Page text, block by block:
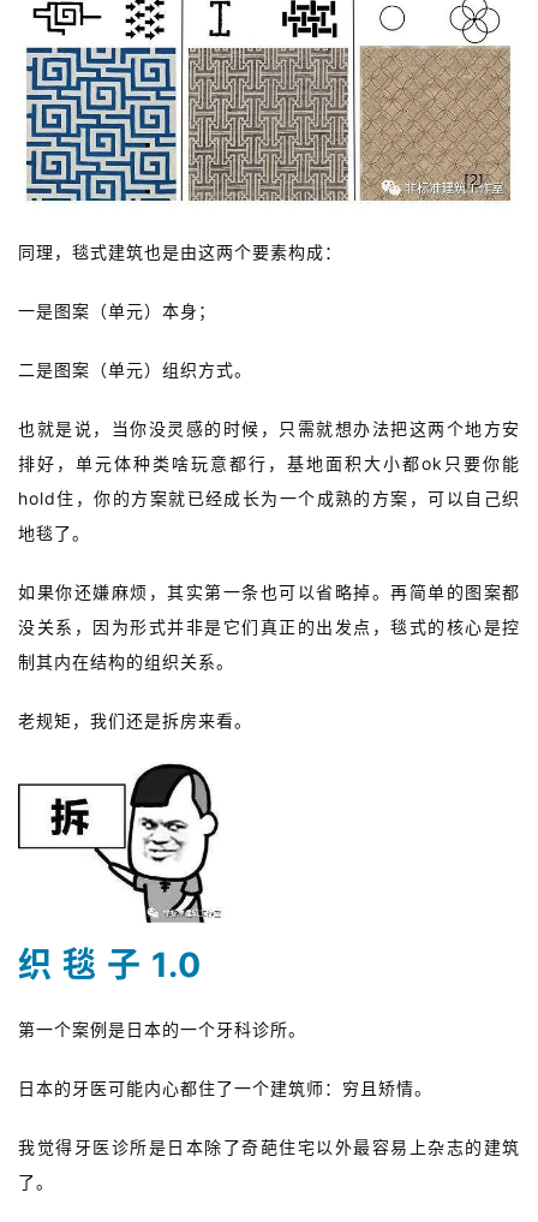
同理， 毯式建筑也是由这两个要素构成：
一是图案（单元）本身；
二是图案（单元）组织方式。
也就是说，当你没灵感的时候，只需就想办法把这两个地方安
排好，单元体种类啥玩意都行，基地面积大小都ok只要你能
hold住，你的方案就已经成长为一个成熟的方案，可以自己织
地毯了。
如果你还嫌麻烦，其实第一条也可以省略掉。再简单的图案都
没关系，因为形式并非是它们真正的出发点，毯式的核心是控
制其内在结构的组织关系。
老规矩，我们还是拆房来看。
织 毯 子 1.0
第一个案例是日本的一个牙科诊所。
日本的牙医可能内心都住了一个建筑师：穷且矫情。
我觉得牙医诊所是日本除了奇葩住宅以外最容易上杂志的建筑
了。